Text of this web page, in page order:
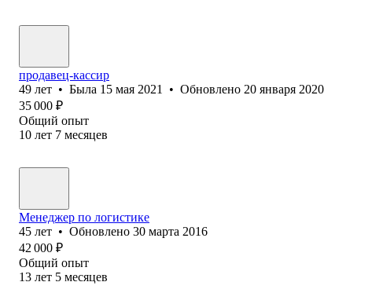
продавец-кассир
49 лет • Была 15 мая 2021 • Обновлено 20 января 2020
35 000 ₽
Общий опыт
10 лет 7 месяцев
Менеджер по логистике
45 лет • Обновлено 30 марта 2016
42 000 ₽
Общий опыт
13 лет 5 месяцев